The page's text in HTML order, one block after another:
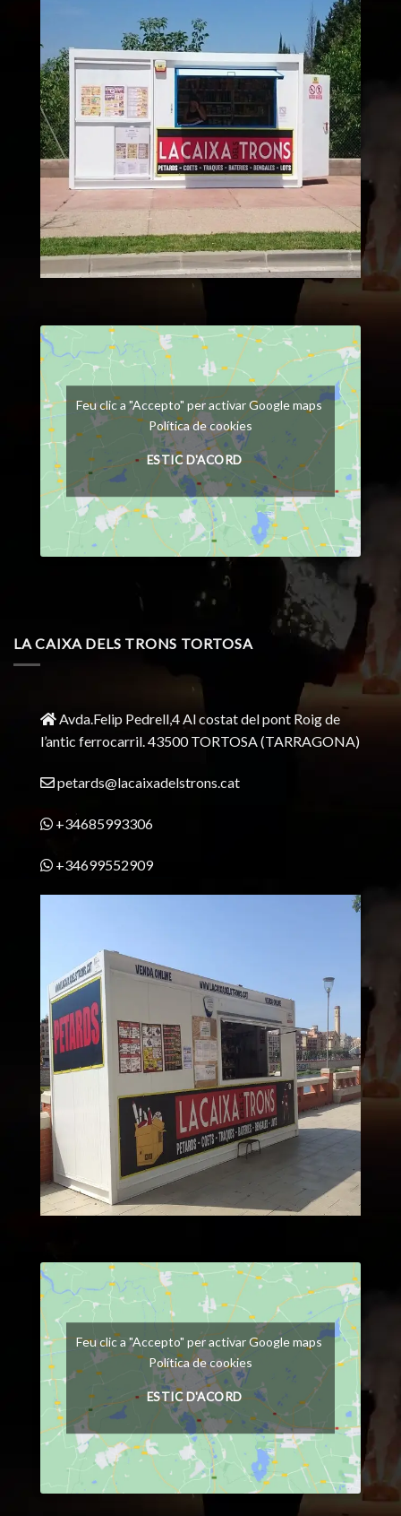
Feu clic a "Accepto" per activar Google maps
Política de cookies
ESTIC D'ACORD
LA CAIXA DELS TRONS TORTOSA
Avda.Felip Pedrell,4 Al costat del pont Roig de
l’antic ferrocarril.43500 TORTOSA(TARRAGONA)
petards@lacaixadelstrons.cat
+34685993306
+34699552909
Feu clic a "Accepto" per activar Google maps
Política de cookies
ESTIC D'ACORD